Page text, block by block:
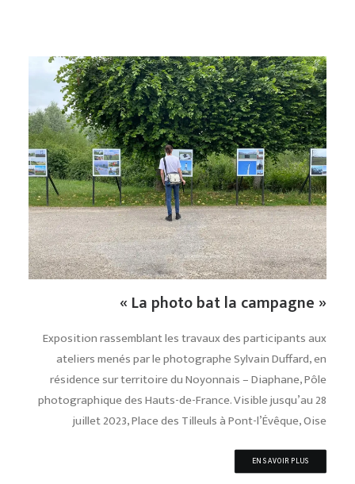
« La photo bat la campagne »
Exposition rassemblant les travaux des participants aux
ateliers menés par le photographe Sylvain Duffard, en
résidence sur territoire du Noyonnais – Diaphane, Pôle
photographique des Hauts-de-France. Visible jusqu’au 28
juillet 2023, Place des Tilleuls à Pont-l’Évêque, Oise
EN SAVOIR PLUS